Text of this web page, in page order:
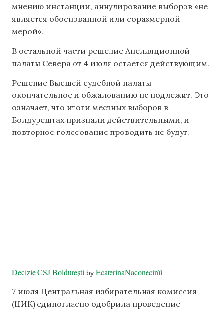
мнению инстанции, аннулирование выборов «не
является обоснованной или соразмерной
мерой».
В остальной части решение Апелляционной
палаты Севера от 4 июля остается действующим.
Решение Высшей судебной палаты
окончательное и обжалованию не подлежит. Это
означает, что итоги местных выборов в
Болдурештах признали действительными, и
повторное голосование проводить не будут.
Decizie CSJ Boldurești by EcaterinaNaconecinîi
7 июля Центральная избирательная комиссия
(ЦИК) единогласно одобрила проведение